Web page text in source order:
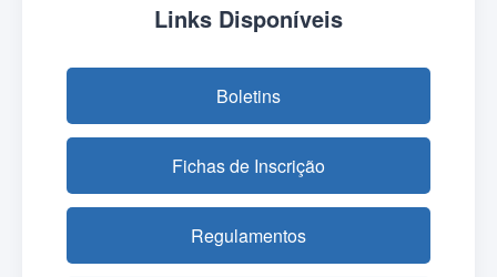
Links Disponíveis
Boletins
Fichas de Inscrição
Regulamentos